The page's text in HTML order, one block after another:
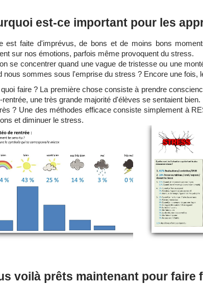
est-ce important pour les
est faite d'imprévus, de bons et de moins bons
sur nos émotions, parfois même provoquent du stress.
se concentrer quand une vague de tristesse ou une
nous sommes sous l'emprise du stress ? Encore une fois,
faire ? La première chose consiste à prendre
rentrée, une très grande majorité d'élèves se sentaient bien.
? Une des méthodes efficace consiste simplement à
et diminuer le stress.
voilà prêts maintenant pour